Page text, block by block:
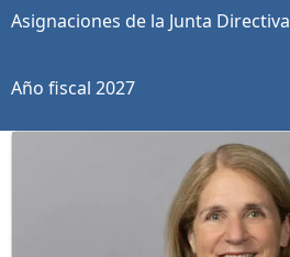
Asignaciones de la Junta Directiva
Año fiscal 2027